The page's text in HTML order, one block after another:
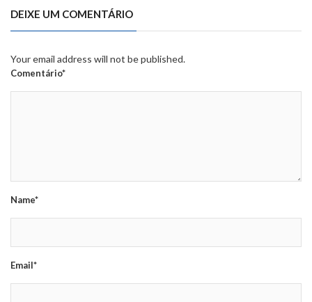
DEIXE UM COMENTÁRIO
Your email address will not be published.
Comentário*
Name*
Email*